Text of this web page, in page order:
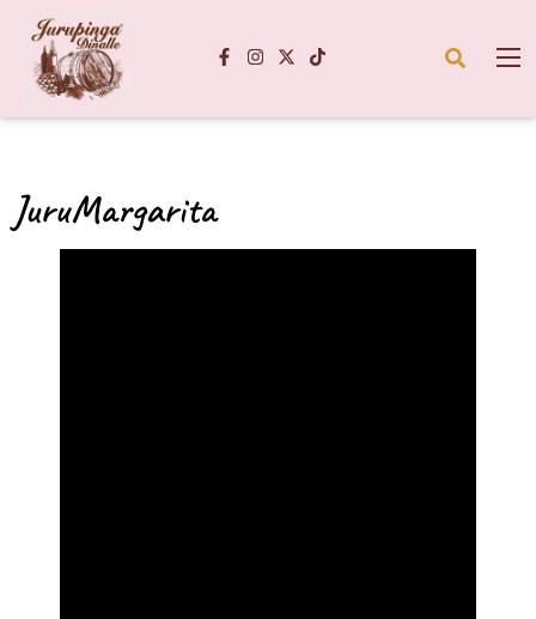
JuruMargarita